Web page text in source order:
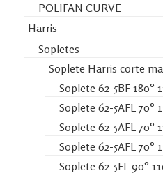
POLIFAN CURVE
Harris
Sopletes
Soplete Harris corte
Soplete 62-5BF 180°
Soplete 62-5AFL 70°
Soplete 62-5AFL 70°
Soplete 62-5AFL 70°
Soplete 62-5FL 90°